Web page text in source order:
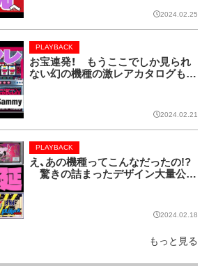
2024.02.25
お宝連発！ もうここでしか見られ
ない幻の機種の激レアカタログも！
PLAYBACK
2024.02.21
え、あの機種ってこんなだったの!?
驚きの詰まったデザイン大量公
PLAYBACK
2024.02.18
もっと見る